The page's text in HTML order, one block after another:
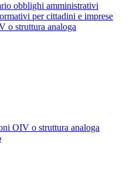
obblighi amministrativi
per cittadini e imprese
o struttura analoga
OIV o struttura analoga